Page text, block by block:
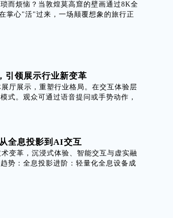
而烦恼？当敦煌莫高窟的壁画通过8K全
掌心"活"过来，一场颠覆想象的旅行正
引领展示行业新变革
厅展示，重塑行业格局。在交互体验层
式。观众可通过语音提问或手势动作，
全息投影到AI交互
变革，沉浸式体验、智能交互与虚实融
势：全息投影进阶：轻量化全息设备成